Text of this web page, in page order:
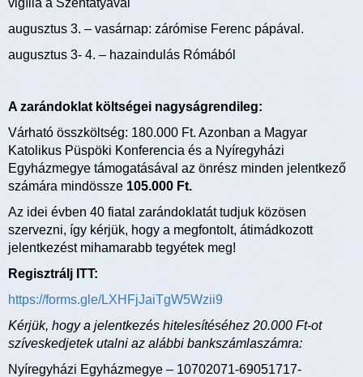
augusztus 3. – vasárnap: zárómise Ferenc pápával.
augusztus 3- 4. – hazaindulás Rómából
A zarándoklat költségei nagyságrendileg:
Várható összköltség: 180.000 Ft. Azonban a Magyar
Katolikus Püspöki Konferencia és a Nyíregyházi
Egyházmegye támogatásával az önrész minden jelentkező
számára mindössze 105.000 Ft.
Az idei évben 40 fiatal zarándoklatát tudjuk közösen
szervezni, így kérjük, hogy a megfontolt, átimádkozott
jelentkezést mihamarabb tegyétek meg!
Regisztrálj ITT:
https://forms.gle/LXHFjJaiTgW5Wzii9
Kérjük, hogy a jelentkezés hitelesítéséhez 20.000 Ft-ot
szíveskedjetek utalni az alábbi bankszámlaszámra:
Nyíregyházi Egyházmegye – 10702071-69051717-